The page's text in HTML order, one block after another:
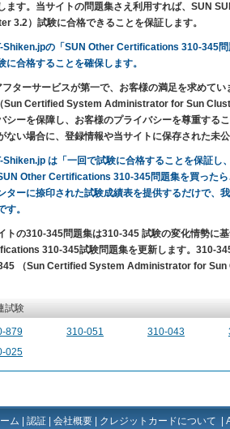
ます。当サイトの問題集さえ利用すれば、SUN
3.2）試験に合格できることを保証します。
Shiken.jpの「SUN Other Certifications 310-345問
に合格することを確保します。
フターサービスが第一で、お客様の満足を求めて
Sun Certified System Administrator for Sun
シーを保障し、お客様のプライバシーを尊重する
ない場合に、登録情報や当サイトに保存された未
Shiken.jp は「一回で試験に合格することを保証し
Other Certifications 310-345問題集を買った
ターに捺印された試験成績表を提供するだけで、
す。
トの310-345問題集は310-345 試験の変化情勢に
310-345試験問題集を更新します。310-
（Sun Certified System Administrator for Sun
試験
879 310-051 310-043
025
ム 認証 会社概要 クレジットカードについて